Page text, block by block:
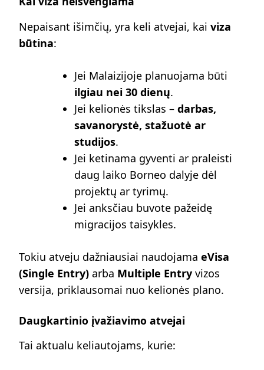
Nepaisant išimčių, yra keli atvejai, kai viza
būtina:
Jei Malaizijoje planuojama būti
ilgiau nei 30 dienų.
Jei kelionės tikslas – darbas,
savanorystė, stažuotė ar
studijos.
Jei ketinama gyventi ar praleisti
daug laiko Borneo dalyje dėl
projektų ar tyrimų.
Jei anksčiau buvote pažeidę
migracijos taisykles.
Tokiu atveju dažniausiai naudojama eVisa
(Single Entry) arba Multiple Entry vizos
versija, priklausomai nuo kelionės plano.
Daugkartinio įvažiavimo atvejai
Tai aktualu keliautojams, kurie: